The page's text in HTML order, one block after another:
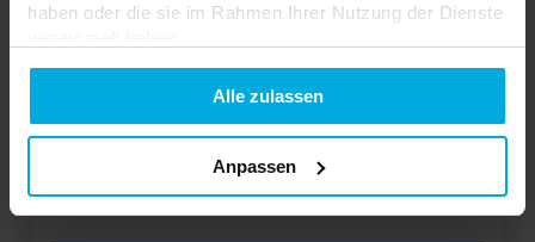
haben oder die sie im Rahmen Ihrer Nutzung der Dienste
DatenschutzerklarungAlle zulassen
Anpassen
Bitte wenden Sie sich an
Ihren örtlichen Händler
ADD TO WISHLIST